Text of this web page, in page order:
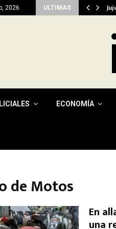
2026 ULTIMAS
ECONOMÍA
de Motos
En
una